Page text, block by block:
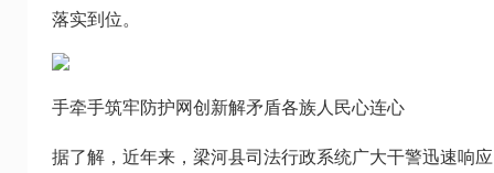
落实到位。
手牵手筑牢防护网创新解矛盾各族人民心连心
据了解，近年来，梁河县司法行政系统广大干警迅速响